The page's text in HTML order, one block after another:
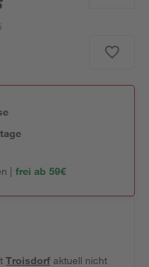
| frei ab 59€
Troisdorfaktuell nicht